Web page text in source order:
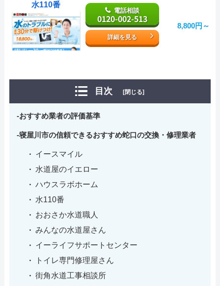
水110番
電話相談
0120-002-513
詳細を見る
8,800円～
目次 [閉じる]
おすすめ業者の評価基準
寝屋川市の信頼できるおすすめ蛇口の交換・修理業者
イースマイル
水道屋のイエロー
ハウスラボホーム
水110番
おおさか水道職人
みんなの水道屋さん
イーライフサポートセンター
トイレ専門修理屋さん
街角水道工事相談所